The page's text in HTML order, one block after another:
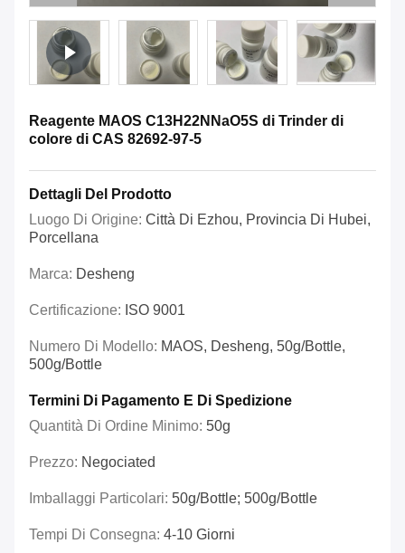
Reagente MAOS C13H22NNaO5S di Trinder di
colore di CAS 82692-97-5
Dettagli Del Prodotto
Luogo Di Origine: Città Di Ezhou, Provincia Di Hubei,
Porcellana
Marca: Desheng
Certificazione: ISO 9001
Numero Di Modello: MAOS, Desheng, 50g/bottle,
500g/bottle
Termini Di Pagamento E Di Spedizione
Quantità Di Ordine Minimo: 50g
Prezzo: Negociated
Imballaggi Particolari: 50g/bottle; 500g/bottle
Tempi Di Consegna: 4-10 Giorni